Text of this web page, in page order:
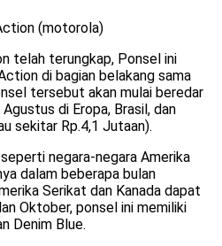
(motorola)
telah terungkap, Ponsel ini
di bagian belakang sama
tersebut akan mulai beredar
di Eropa, Brasil, dan
sekitar Rp.4,1 Jutaan).
negara-negara Amerika
dalam beberapa bulan
Serikat dan Kanada dapat
Oktober, ponsel ini memiliki
Denim Blue.